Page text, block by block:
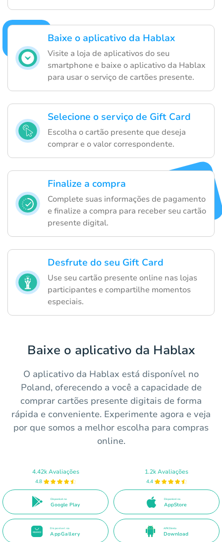
Baixe o aplicativo da Hablax
Visite a loja de aplicativos do seu
smartphone e baixe o aplicativo da Hablax
para usar o serviço de cartões presente.
Selecione o serviço de Gift Card
Escolha o cartão presente que deseja
comprar e o valor correspondente.
Finalize a compra
Complete suas informações de pagamento
e finalize a compra para receber seu cartão
presente digital.
Desfrute do seu Gift Card
Use seu cartão presente online nas lojas
participantes e compartilhe momentos
especiais.
Baixe o aplicativo da Hablax
O aplicativo da Hablax está disponível no
Poland, oferecendo a você a capacidade de
comprar cartões presente digitais de forma
rápida e conveniente. Experimente agora e veja
por que somos a melhor escolha para compras
online.
4.42k Avaliações
4.8
Disponível no
Google Play
1.2k Avaliações
4.4
Disponível na
AppStore
Disponível na
AppGallery
APK Direto
Download